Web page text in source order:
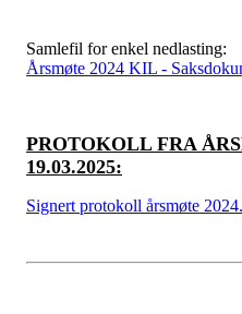
Samlefil for enkel nedlasting:
Årsmøte 2024 KIL -
PROTOKOLL FRA
19.03.2025:
Signert protokoll årsmøte